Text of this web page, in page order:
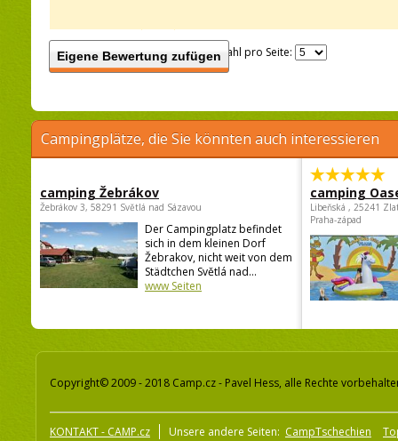
Eigene Bewertung zufügenAnzahl pro Seite:
Campingplätze, die Sie könnten auch interessieren
camping Žebrákov
Žebrákov 3, 58291 Světlá nad Sázavou
Der Campingplatz befindet
sich in dem kleinen Dorf
Žebrakov, nicht weit von dem
Städtchen Světlá nad...
www Seiten
camping
Libeňská , 25241
Praha-západ
Copyright© 2009 - 2018 Camp.cz - Pavel Hess, alle Rechte
KONTAKT - CAMP.cz Unsere andere Seiten: CampTschechien